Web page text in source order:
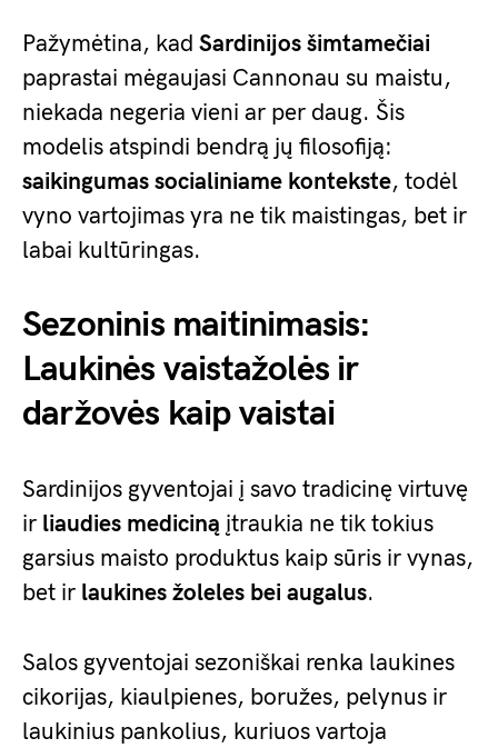
Pažymėtina, kad Sardinijos šimtamečiai
paprastai mėgaujasi Cannonau su maistu,
niekada negeria vieni ar per daug. Šis
modelis atspindi bendrą jų filosofiją:
saikingumas socialiniame kontekste, todėl
vyno vartojimas yra ne tik maistingas, bet ir
labai kultūringas.
Sezoninis maitinimasis:
Laukinės vaistažolės ir
daržovės kaip vaistai
Sardinijos gyventojai į savo tradicinę virtuvę
ir liaudies mediciną įtraukia ne tik tokius
garsius maisto produktus kaip sūris ir vynas,
bet ir laukines žoleles bei augalus.
Salos gyventojai sezoniškai renka laukines
cikorijas, kiaulpienes, boružes, pelynus ir
laukinius pankolius, kuriuos vartoja